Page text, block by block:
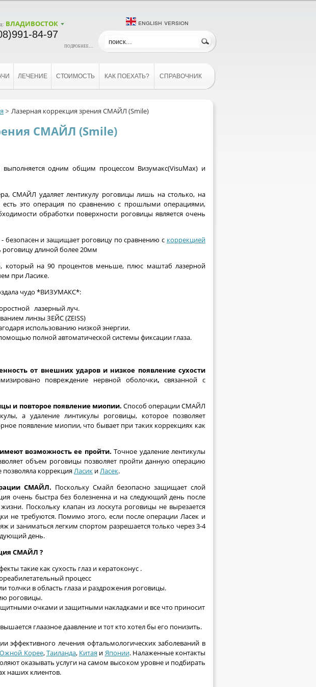
ВЛАДИВОСТОК
84-97
подробнее...
english version
ЛЕЧЕНИЕ СТОИМОСТЬ КАК ПОЕХАТЬ? СПРАВОЧНИК
Лазерная коррекция зрения СМАЙЛ (Smile)
СМАЙЛ (Smile)
выполняется одним общим процессом Визумакс(VisuMax) и
СМАЙЛ удаляет лентикулу роговицы лишь на столько, на
это операция по сравнению с прошлыми операциями,
обработки поверхности роговицы является очень
и защищает роговицу по сравнению с коррекцией
роговицу длиной более 20мм
который на 90 процентов меньше, плюс маштаб лазерной
при Ласике.
чудо *ВИЗУМАКС*:
лазерный луч.
линзы ЗЕЙС (ZEISS)
использованию низкой энергии.
полной автоматической системы фиксации глаза.
от внешних ударов и низкое появление сухости
повреждение нервной оболочки,связанной с
и повторое появление миопии. Способ операции СМАЙЛ
а удаление линтикулы роговицы, которое позволяет
появление миопии, что бывает при таких коррекциях как
возможность ее пройти. Точное удаление лентикулы
объем роговицы позволяет пройти данную операцию
коррекцияЛасик иЛасек.
СМАЙЛ. Поскольку Смайл безопасно защищает слой
очень быстра без болезненна и на следующий день после
Поскольку клапан из лоскута роговицы не вырезается
не требуются. Помимо этого, если после операции Ласек и
и заниматься легким спортом разрешается только через 3-4
день.
СМАЙЛ ?
такие как сухость глаз и кератоконус .
процесс
толчки в область глаза и раздрожения роговицы.
роговицы.
очками и защитными накладками и все что приносит
глаазное даавление и тот кто хотел бы его понизить.
эффективного лечения офтальмологических заболеваний в
Корее,Таиланда, Китая и Японии. Налаженные контакты
оказывать услуги на самом высоком уровне и подбирать
наших клиентов.